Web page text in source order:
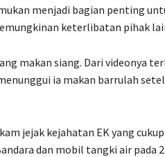
menjadi bagian penting
keterlibatan pihak
makan siang. Dari videonya
ia makan barrulah
jejak kejahatan EK yang
dan mobil tangki air pada